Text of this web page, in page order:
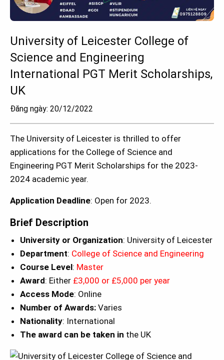
University of Leicester College of
Science and Engineering
International PGT Merit Scholarships,
UK
Đăng ngày: 20/12/2022
The University of Leicester is thrilled to offer
applications for the College of Science and
Engineering PGT Merit Scholarships for the 2023-
2024 academic year.
Application Deadline: Open for 2023.
Brief Description
University or Organization: University of Leicester
Department: College of Science and Engineering
Course Level: Master
Award: Either £3,000 or £5,000 per year
Access Mode: Online
Number of Awards: Varies
Nationality: International
The award can be taken in the UK